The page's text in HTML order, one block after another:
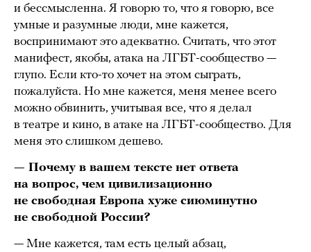
и бессмысленна. Я говорю то, что я говорю, все
умные и разумные люди, мне кажется,
воспринимают это адекватно. Считать, что этот
манифест, якобы, атака на ЛГБТ-сообщество —
глупо. Если кто-то хочет на этом сыграть,
пожалуйста. Но мне кажется, меня менее всего
можно обвинить, учитывая все, что я делал
в театре и кино, в атаке на ЛГБТ-сообщество. Для
меня это слишком дешево.
— Почему в вашем тексте нет ответа
на вопрос, чем цивилизационно
не свободная Европа хуже сиюминутно
не свободной России?
— Мне кажется, там есть целый абзац,